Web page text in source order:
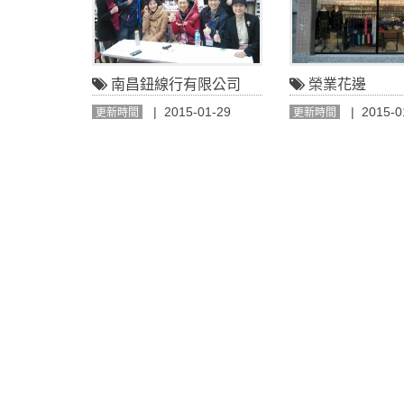
南昌鈕線行有限公司
更新時間 | 2015-01-29
榮業花邊
更新時間 | 2015-